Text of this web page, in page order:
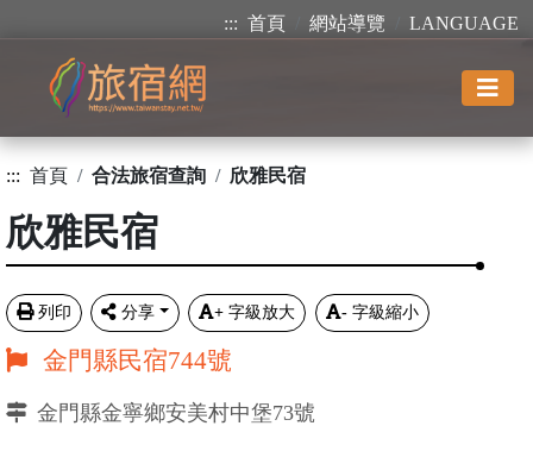
::: 首頁 網站導覽 LANGUAGE
::: 首頁 合法旅宿查詢 欣雅民宿
欣雅民宿
列印 分享 + 字級放大 - 字級縮小
金門縣民宿744號
金門縣金寧鄉安美村中堡73號